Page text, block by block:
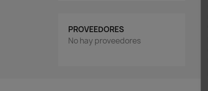
PROVEEDORES
No hay proveedores